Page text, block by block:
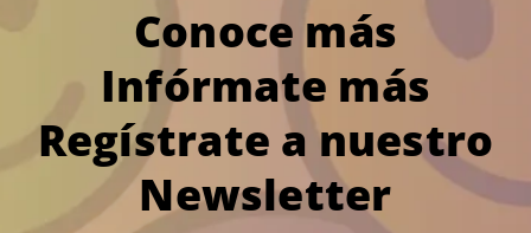
Conoce más
Infórmate más
Regístrate a nuestro
Newsletter